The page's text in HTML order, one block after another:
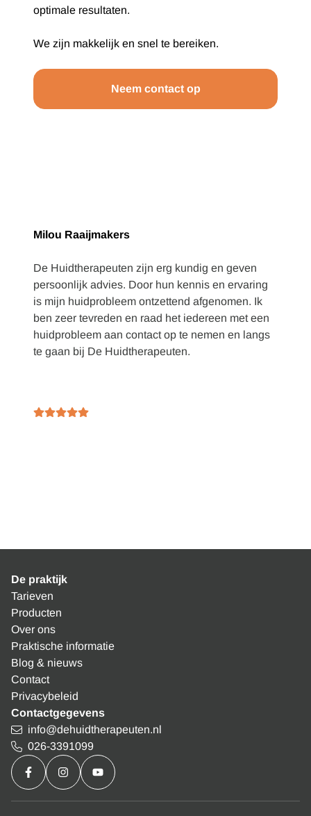
optimale resultaten.
We zijn makkelijk en snel te bereiken.
Neem contact op
Milou Raaijmakers
De Huidtherapeuten zijn erg kundig en geven
persoonlijk advies. Door hun kennis en ervaring
is mijn huidprobleem ontzettend afgenomen. Ik
ben zeer tevreden en raad het iedereen met een
huidprobleem aan contact op te nemen en langs
te gaan bij De Huidtherapeuten.
De praktijk
Tarieven
Producten
Over ons
Praktische informatie
Blog & nieuws
Contact
Privacybeleid
Contactgegevens
info@dehuidtherapeuten.nl
026-3391099